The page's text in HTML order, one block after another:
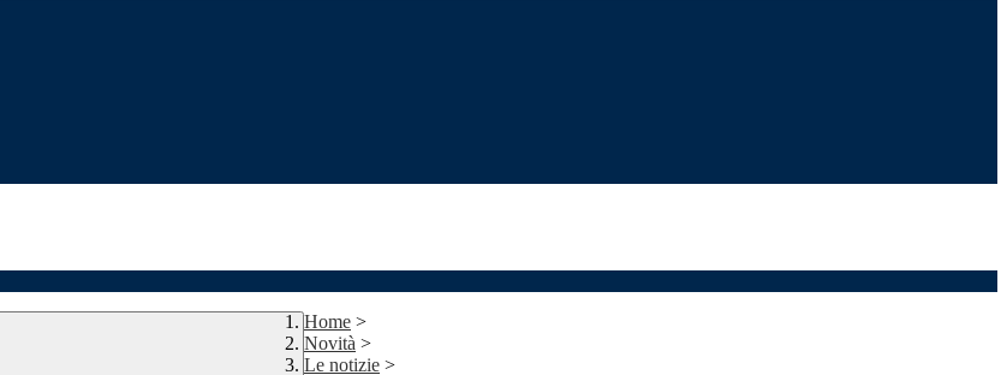
Home >
Novità >
Le notizie >